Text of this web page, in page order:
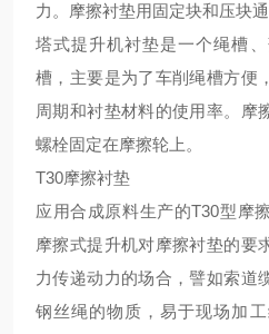
力 。
摩擦衬垫用固定块和压块
塔式提升机衬垫是一个绳槽
槽，主要是为了车削绳槽方便
周期和衬垫材料的使用率。摩
螺栓固定在摩擦轮上。
T30摩擦衬垫
应用合成原料生产的T30型摩
摩擦式提升机对摩擦衬垫的要
力传递动力的场合，譬如索道
钢丝绳的物质，易于现场加